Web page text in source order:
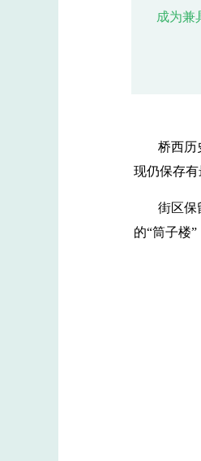
成为兼
桥西历
现仍保存
街区保
的“筒子楼